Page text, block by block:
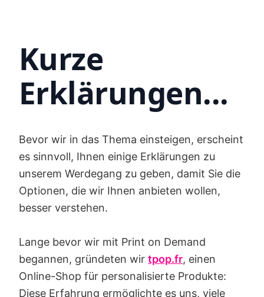
Kurze
Erklärungen...
Bevor wir in das Thema einsteigen, erscheint
es sinnvoll, Ihnen einige Erklärungen zu
unserem Werdegang zu geben, damit Sie die
Optionen, die wir Ihnen anbieten wollen,
besser verstehen.
Lange bevor wir mit Print on Demand
begannen, gründeten wir tpop.fr, einen
Online-Shop für personalisierte Produkte:
Diese Erfahrung ermöglichte es uns, viele